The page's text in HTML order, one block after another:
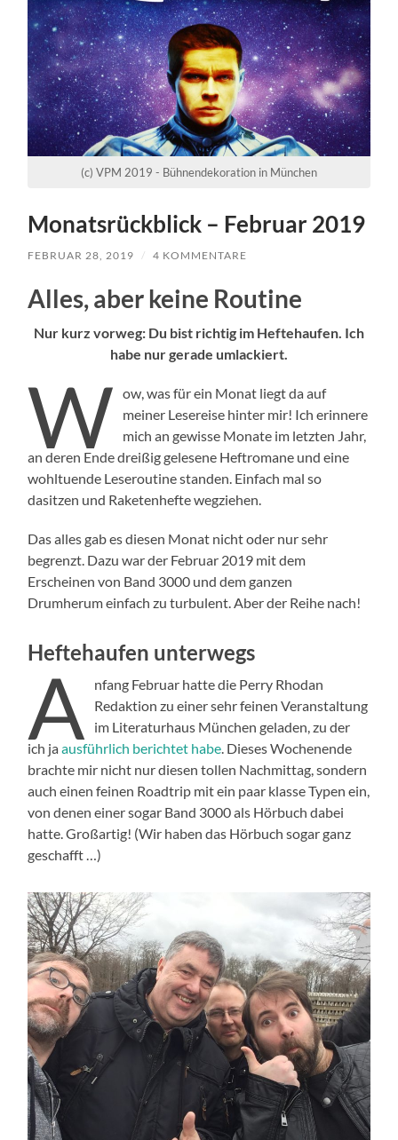
(c) VPM 2019 - Bühnendekoration in München
Monatsrückblick – Februar 2019
FEBRUAR 28, 2019 / 4 KOMMENTARE
Alles, aber keine Routine
Nur kurz vorweg: Du bist richtig im Heftehaufen. Ich
habe nur gerade umlackiert.
W ow, was für ein Monat liegt da auf
meiner Lesereise hinter mir! Ich erinnere
mich an gewisse Monate im letzten Jahr,
an deren Ende dreißig gelesene Heftromane und eine
wohltuende Leseroutine standen. Einfach mal so
dasitzen und Raketenhefte wegziehen.
Das alles gab es diesen Monat nicht oder nur sehr
begrenzt. Dazu war der Februar 2019 mit dem
Erscheinen von Band 3000 und dem ganzen
Drumherum einfach zu turbulent. Aber der Reihe nach!
Heftehaufen unterwegs
A
nfang Februar hatte die Perry Rhodan
Redaktion zu einer sehr feinen Veranstaltung
im Literaturhaus München geladen, zu der
ich jaausführlich berichtet habe. Dieses Wochenende
brachte mir nicht nur diesen tollen Nachmittag, sondern
auch einen feinen Roadtrip mit ein paar klasse Typen ein,
von denen einer sogar Band 3000 als Hörbuch dabei
hatte. Großartig! (Wir haben das Hörbuch sogar ganz
geschafft …)